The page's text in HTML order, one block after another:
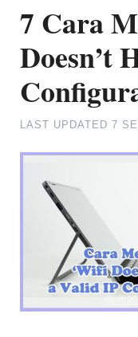
7 Cara
Doesn’t
LAST UPDATED7